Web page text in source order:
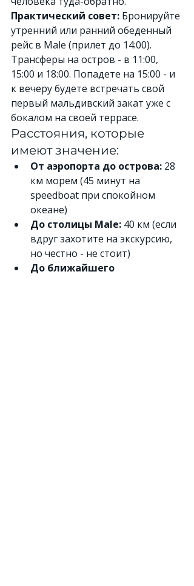
Практический совет: Бронируйте
утренний или ранний обеденный
рейс в Male (прилет до 14:00).
Трансферы на остров - в 11:00,
15:00 и 18:00. Попадете на 15:00 - и
к вечеру будете встречать свой
первый мальдивский закат уже с
бокалом на своей террасе.
Расстояния, которые
имеют значение:
От аэропорта до острова: 28
км морем (45 минут на
speedboat при спокойном
океане)
До столицы Male: 40 км (если
вдруг захотите на экскурсию,
но честно - не стоит)
До ближайшего